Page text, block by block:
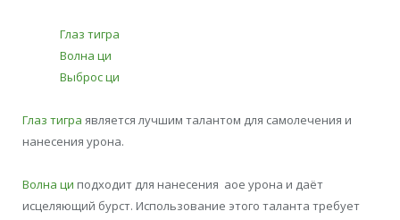
Глаз тигра
Волна ци
Выброс ци
Глаз тигра является лучшим талантом для самолечения и
нанесения урона.
Волна ци подходит для нанесения аое урона и даёт
исцеляющий бурст. Использование этого таланта требует